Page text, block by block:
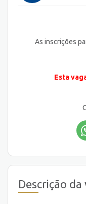
As inscrições
Esta
Descrição da